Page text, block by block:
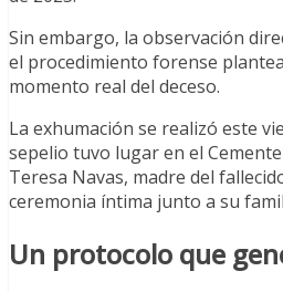
Sin embargo, la observación
el procedimiento forense
momento real del deceso.
La exhumación se realizó este
sepelio tuvo lugar en el
Teresa Navas, madre del
ceremonia íntima junto a su
Un protocolo que